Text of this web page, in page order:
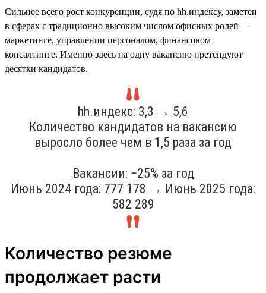
Сильнее всего рост конкуренции, судя по hh.индексу, заметен
в сферах с традиционно высоким числом офисных ролей —
маркетинге, управлении персоналом, финансовом
консалтинге. Именно здесь на одну вакансию претендуют
десятки кандидатов.
hh.индекс: 3,3 → 5,6
Количество кандидатов на вакансию
выросло более чем в 1,5 раза за год
Вакансии: −25% за год
Июнь 2024 года: 777 178 → Июнь 2025 года:
582 289
Количество резюме
продолжает расти